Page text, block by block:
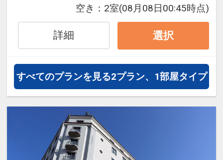
■朝食のご案内
地元長崎の郷土料理や定番メニュー
が並ぶ25品以上の和洋バイキング形
長崎皿うどん、五島うどん、島原ひ
ょっつるなど長崎ならではの郷土の
料理が人気です。
□時間：07:00～09:00（ラストオー
ダー08:30)
■大浴場のご案内
空き： 2室(08月08日00:45時点)
詳細 選択
すべてのプランを見る2プラン、1部屋タイプ